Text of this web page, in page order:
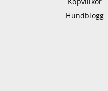
Hundblogg